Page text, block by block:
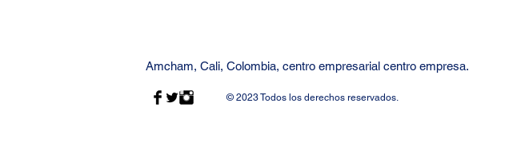
Amcham, Cali, Colombia, centro empresarial centro empresa.
© 2023 Todos los derechos reservados.